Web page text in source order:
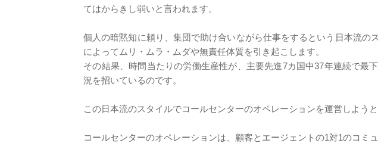
てはからきし弱いと言われます。
個人の暗黙知に頼り、集団で助け合いながら仕事をするという日本流の
によってムリ・ムラ・ムダや無責任体質を引き起こします。
その結果、時間当たりの労働生産性が、主要先進7カ国中37年連続で最
況を招いているのです。
この日本流のスタイルでコールセンターのオペレーションを運営しよう
コールセンターのオペレーションは、顧客とエージェントの1対1のコミ